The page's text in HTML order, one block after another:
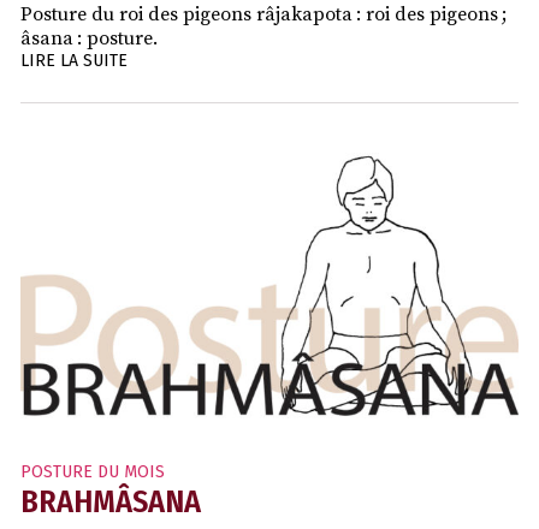
Posture du roi des pigeons râjakapota : roi des pigeons ;
âsana : posture.
LIRE LA SUITE
POSTURE DU MOIS
BRAHMÂSANA